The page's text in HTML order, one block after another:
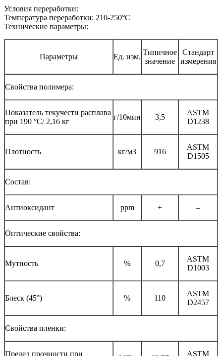
Условия переработки:
Температура переработки: 210-250°С
Технические параметры:
Параметры Ед. изм.
Типичное
значение
Стандарт
измерения
Свойства полимера:
Показатель текучести расплава
при 190 °C/ 2,16 кг
г/10мин 3,5
ASTM
D1238
Плотность кг/м3 916
ASTM
D1505
Состав:
Антиоксидант ppm + –
Оптические свойства:
Мутность % 0,7
ASTM
D1003
Блеск (45°) % 110
ASTM
D2457
Свойства пленки:
Предел прочности при ASTM